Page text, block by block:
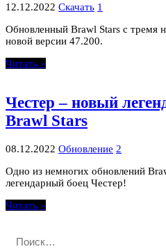
12.12.2022 Скачать 1
Обновленный Brawl Stars с тремя
новой версии 47.200.
Читать »
Честер – новый
Brawl Stars
08.12.2022 Обновление 2
Одно из немногих обновлений
легендарный боец Честер!
Читать »